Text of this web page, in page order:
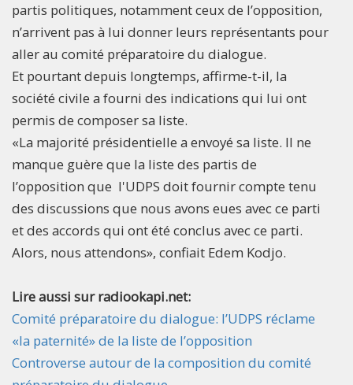
partis politiques, notamment ceux de l’opposition,
n’arrivent pas à lui donner leurs représentants pour
aller au comité préparatoire du dialogue.
Et pourtant depuis longtemps, affirme-t-il, la
société civile a fourni des indications qui lui ont
permis de composer sa liste.
«La majorité présidentielle a envoyé sa liste. Il ne
manque guère que la liste des partis de
l’opposition que l'UDPS doit fournir compte tenu
des discussions que nous avons eues avec ce parti
et des accords qui ont été conclus avec ce parti.
Alors, nous attendons», confiait Edem Kodjo.​
Lire aussi sur radiookapi.net:
Comité préparatoire du dialogue: l’UDPS réclame
«la paternité» de la liste de l’opposition
Controverse autour de la composition du comité